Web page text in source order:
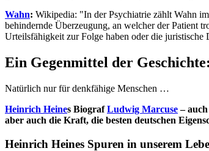
Wahn: Wikipedia: "In der Psychiatrie zählt Wahn
behindernde Überzeugung, an welcher der Patient
Urteilsfähigkeit zur Folge haben oder die
Ein Gegenmittel der
Natürlich nur für denkfähige Menschen …
Heinrich Heines BiografLudwig Marcuse–
aber auch die Kraft, die besten deutschen
Heinrich Heines Spuren in unserem